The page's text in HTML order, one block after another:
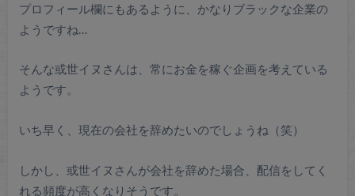
プロフィール欄にもあるように、かなりブラックな企業の
ようですね…
そんな或世イヌさんは、常にお金を稼ぐ企画を考えている
ようです。
いち早く、現在の会社を辞めたいのでしょうね（笑）
しかし、或世イヌさんが会社を辞めた場合、配信をしてく
れる頻度が高くなりそうです。